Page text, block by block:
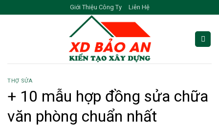
to
Giới Thiệu Công Ty Liên Hệ
THỢ SỬA
+ 10 mẫu hợp đồng sửa chữa
văn phòng chuẩn nhất